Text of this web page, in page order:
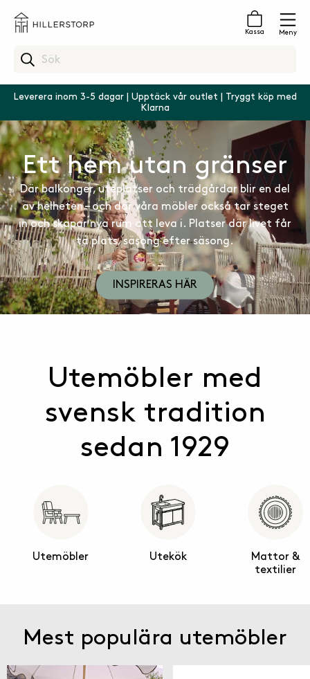
Kassa Meny
Leverera inom 3-5 dagar | Upptäck vår outlet | Tryggt köp med
Klarna
Ett hem utan gränser
Där balkonger, uteplatser och trädgårdar blir en del
av helheten – och där våra möbler också tar steget
in och skapar nya rum att leva i. Platser där livet får
ta plats, säsong efter säsong.
INSPIRERAS HÄR
Utemöbler med
svensk tradition
sedan 1929
Utemöbler Utekök
Mattor &
textilier
Mest populära utemöbler